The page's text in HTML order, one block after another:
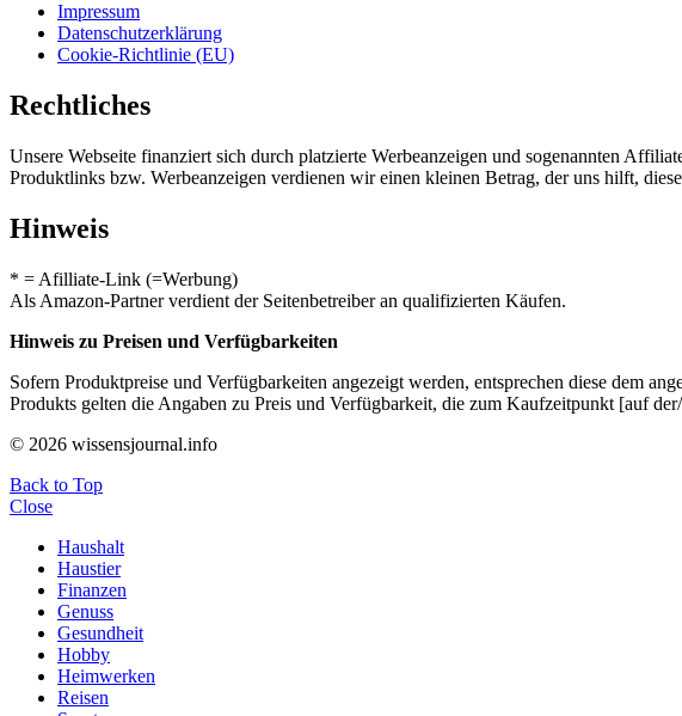
Impressum
Datenschutzerklärung
Cookie-Richtlinie (EU)
Rechtliches
Unsere Webseite finanziert sich durch platzierte Werbeanzeigen und sogenannten
Produktlinks bzw. Werbeanzeigen verdienen wir einen kleinen Betrag, der uns hilft,
Hinweis
* = Afilliate-Link (=Werbung)
Als Amazon-Partner verdient der Seitenbetreiber an qualifizierten Käufen.
Hinweis zu Preisen und Verfügbarkeiten
Sofern Produktpreise und Verfügbarkeiten angezeigt werden, entsprechen diese dem
Produkts gelten die Angaben zu Preis und Verfügbarkeit, die zum Kaufzeitpunkt [auf
© 2026 wissensjournal.info
Back to Top
Close
Haushalt
Haustier
Finanzen
Genuss
Gesundheit
Hobby
Heimwerken
Reisen